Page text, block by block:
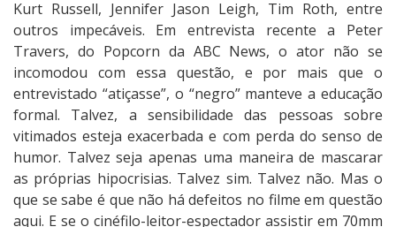
Kurt Russell, Jennifer Jason Leigh, Tim Roth, entre
outros impecáveis. Em entrevista recente a Peter
Travers, do Popcorn da ABC News, o ator não se
incomodou com essa questão, e por mais que o
entrevistado “atiçasse”, o “negro” manteve a educação
formal. Talvez, a sensibilidade das pessoas sobre
vitimados esteja exacerbada e com perda do senso de
humor. Talvez seja apenas uma maneira de mascarar
as próprias hipocrisias. Talvez sim. Talvez não. Mas o
que se sabe é que não há defeitos no filme em questão
aqui. E se o cinéfilo-leitor-espectador assistir em 70mm